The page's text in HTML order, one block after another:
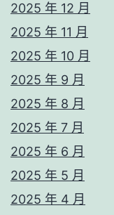
2025 年 12 月
2025 年 11 月
2025 年 10 月
2025 年 9 月
2025 年 8 月
2025 年 7 月
2025 年 6 月
2025 年 5 月
2025 年 4 月